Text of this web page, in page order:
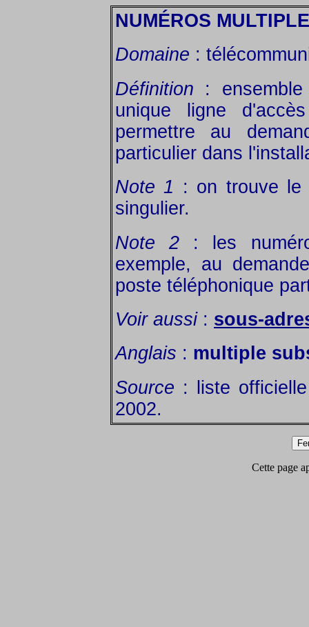
NUMÉROS
Domaine :
Définition :
unique ligne
permettre au
particulier dans
Note 1 : on trouve le
singulier.
Note 2 : les
exemple, au
poste téléphonique
Voir aussi: sous-
Anglais : multiple
Source : liste
2002.
Cette page